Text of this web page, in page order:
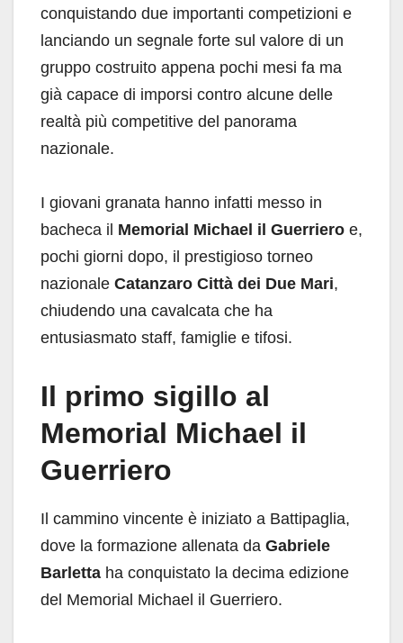
conquistando due importanti competizioni e
lanciando un segnale forte sul valore di un
gruppo costruito appena pochi mesi fa ma
già capace di imporsi contro alcune delle
realtà più competitive del panorama
nazionale.
I giovani granata hanno infatti messo in
bacheca il Memorial Michael il Guerriero e,
pochi giorni dopo, il prestigioso torneo
nazionale Catanzaro Città dei Due Mari,
chiudendo una cavalcata che ha
entusiasmato staff, famiglie e tifosi.
Il primo sigillo al
Memorial Michael il
Guerriero
Il cammino vincente è iniziato a Battipaglia,
dove la formazione allenata da Gabriele
Barletta ha conquistato la decima edizione
del Memorial Michael il Guerriero.